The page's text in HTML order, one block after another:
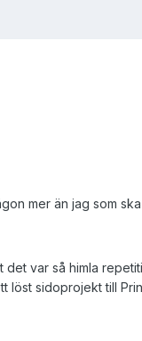
mer än jag som
var så himla
löst sidoprojekt till